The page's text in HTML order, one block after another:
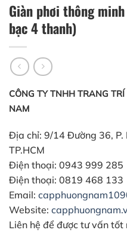
Giàn phơi thông
bạc 4 thanh)
CÔNG TY TNHH TRANG
NAM
Địa chỉ: 9/14 Đường 36, P.
TP.HCM
Điện thoại: 0943 999 285
Điện thoại: 0819 468 133
Email:
Website:
Liên hệ để được tư vấn tốt